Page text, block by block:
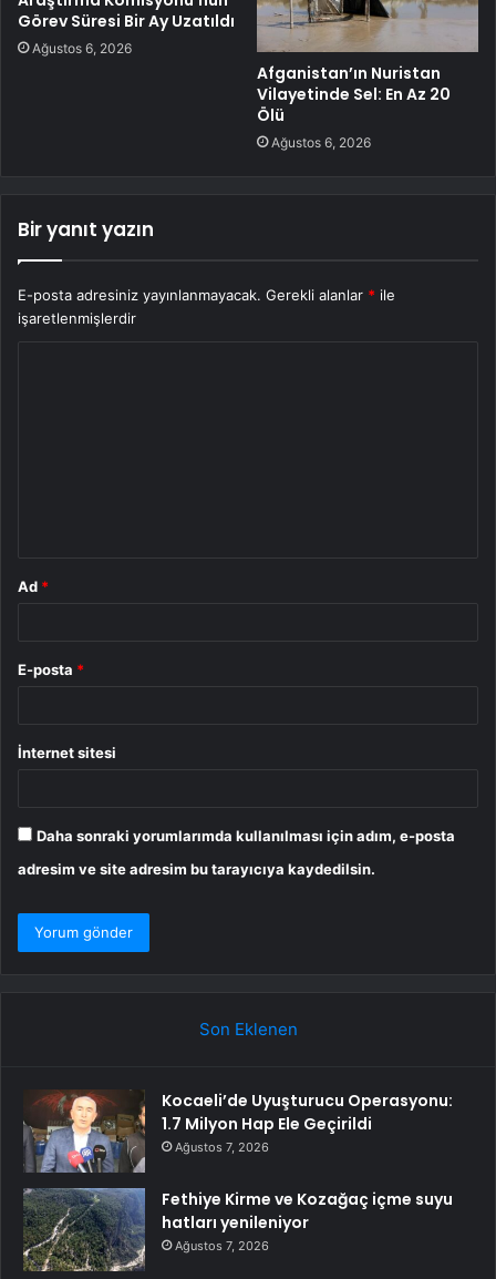
Görev Süresi Bir Ay Uzatıldı
Ağustos 6, 2026
Afganistan’ın Nuristan
Vilayetinde Sel: En Az 20
Ölü
Ağustos 6, 2026
Bir yanıt yazın
E-posta adresiniz yayınlanmayacak. Gerekli alanlar * ile
işaretlenmişlerdir
Ad *
E-posta *
İnternet sitesi
Daha sonraki yorumlarımda kullanılması için adım, e-posta
adresim ve site adresim bu tarayıcıya kaydedilsin.
Son Eklenen
Kocaeli’de Uyuşturucu Operasyonu:
1.7 Milyon Hap Ele Geçirildi
Ağustos 7, 2026
Fethiye Kirme ve Kozağaç içme suyu
hatları yenileniyor
Ağustos 7, 2026